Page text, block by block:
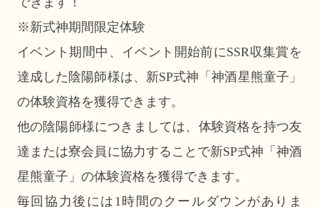
※新式神期間限定体験
イベント期間中、イベント開始前にSSR収集賞を
達成した陰陽師様は、新SP式神「神酒星熊童子」
の体験資格を獲得できます。
他の陰陽師様につきましては、体験資格を持つ友
達または寮会員に協力することで新SP式神「神酒
星熊童子」の体験資格を獲得できます。
毎回協力後には1時間のクールダウンがありま